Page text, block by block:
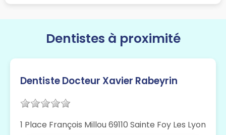
Dentistes à proximité
Dentiste Docteur Xavier Rabeyrin
1 Place François Millou 69110 Sainte Foy Les Lyon